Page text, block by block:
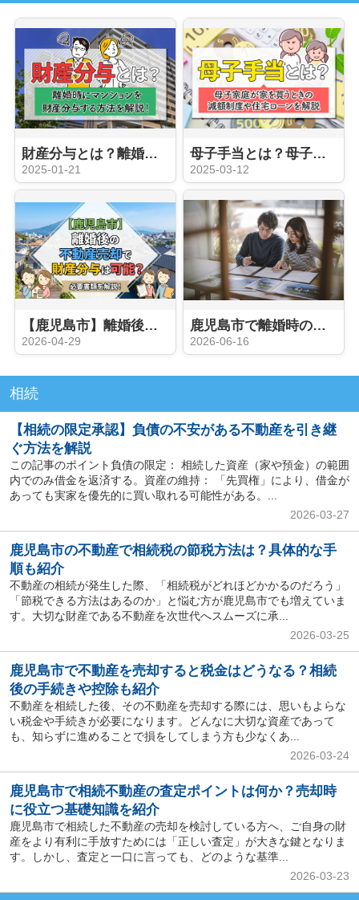
財産分与とは？離婚時にマンションを財産分与する方法を解説！
2025-01-21
母子手当とは？母子家庭が家を買うときの減額制度や住宅ローンを解説
2025-03-12
【鹿児島市】離婚後の不動産売却で財産分与は可能？必要書類を解説！
2026-04-29
鹿児島市で離婚時の不動産売却はいつがよい？売るタイミングと判断のポイントを解説
2026-06-16
相続
【相続の限定承認】負債の不安がある不動産を引き継
ぐ方法を解説
この記事のポイント負債の限定： 相続した資産（家や預金）の範囲
内でのみ借金を返済する。資産の維持： 「先買権」により、借金が
あっても実家を優先的に買い取れる可能性がある。...
2026-03-27
鹿児島市の不動産で相続税の節税方法は？具体的な手
順も紹介
不動産の相続が発生した際、「相続税がどれほどかかるのだろう」
「節税できる方法はあるのか」と悩む方が鹿児島市でも増えていま
す。大切な財産である不動産を次世代へスムーズに承...
2026-03-25
鹿児島市で不動産を売却すると税金はどうなる？相続
後の手続きや控除も紹介
不動産を相続した後、その不動産を売却する際には、思いもよらな
い税金や手続きが必要になります。どんなに大切な資産であって
も、知らずに進めることで損をしてしまう方も少なくあ...
2026-03-24
鹿児島市で相続不動産の査定ポイントは何か？売却時
に役立つ基礎知識を紹介
鹿児島市で相続した不動産の売却を検討している方へ、ご自身の財
産をより有利に手放すためには「正しい査定」が大きな鍵となりま
す。しかし、査定と一口に言っても、どのような基準...
2026-03-23